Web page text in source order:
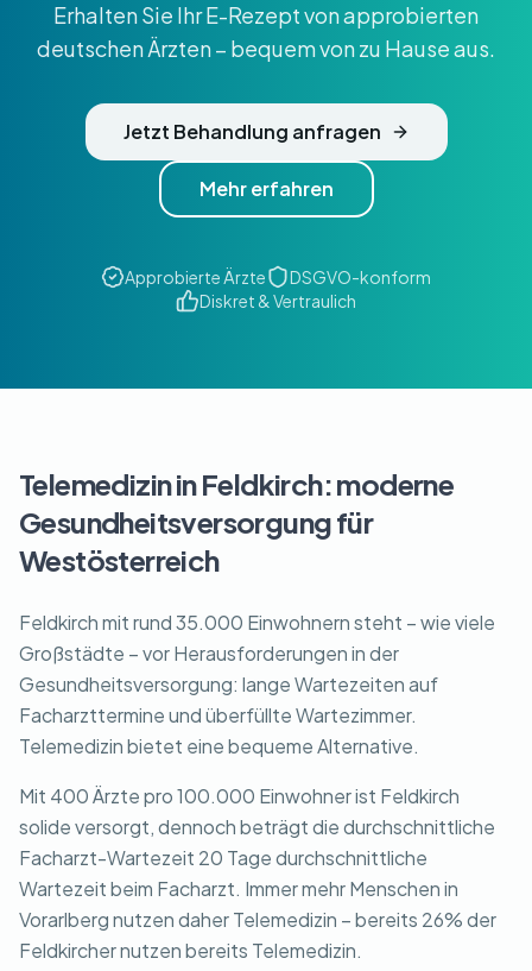
Erhalten Sie Ihr E-Rezept von approbierten
deutschen Ärzten – bequem von zu Hause aus.
Jetzt Behandlung anfragen
Mehr erfahren
Approbierte Ärzte
DSGVO-konform
Diskret & Vertraulich
Telemedizin in Feldkirch: moderne
Gesundheitsversorgung für
Westösterreich
Feldkirch mit rund 35.000 Einwohnern steht – wie viele
Großstädte – vor Herausforderungen in der
Gesundheitsversorgung: lange Wartezeiten auf
Facharzttermine und überfüllte Wartezimmer.
Telemedizin bietet eine bequeme Alternative.
Mit 400 Ärzte pro 100.000 Einwohner ist Feldkirch
solide versorgt, dennoch beträgt die durchschnittliche
Facharzt-Wartezeit 20 Tage durchschnittliche
Wartezeit beim Facharzt. Immer mehr Menschen in
Vorarlberg nutzen daher Telemedizin – bereits 26% der
Feldkircher nutzen bereits Telemedizin.